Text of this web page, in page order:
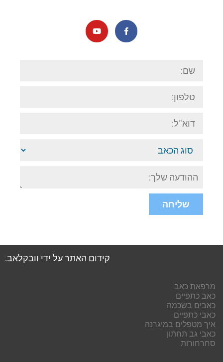
טלפון:
הכאב
או
בארץ
שליחה
קידום האתר על ידי וובקלאב.
מרפאת כאב
כאב כתפיים
כאבים בשכמה
כאבי כתפיים
איך מטפלים במיגרנה
כאבי גב תחתון
סחרחורות